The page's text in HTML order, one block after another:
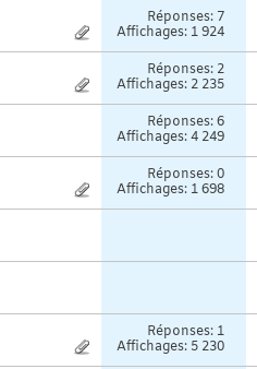
Réponses: 7
Affichages: 1 924
Réponses: 2
Affichages: 2 235
Réponses:6
Affichages: 4 249
Réponses:0
Affichages: 1 698
Réponses: 1
Affichages: 5 230